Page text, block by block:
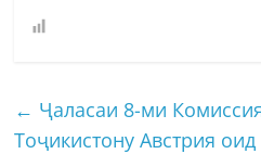
← Ҷаласаи 8-ми
Тоҷикистону Австрия